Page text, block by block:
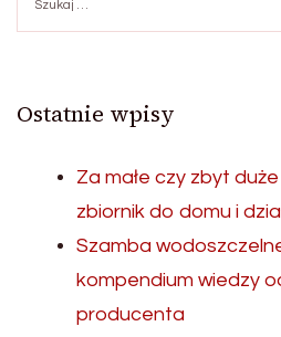
Ostatnie wpisy
Za małe czy zbyt
zbiornik do domu i
Szamba
kompendium wiedzy
producenta